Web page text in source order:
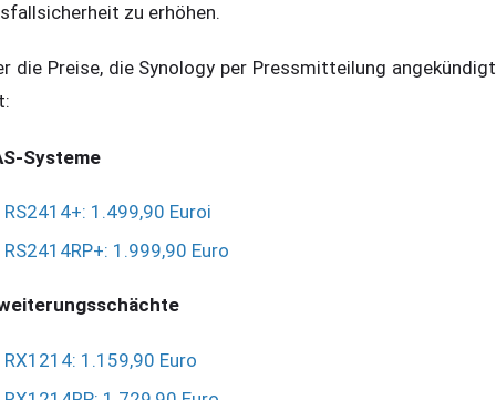
zu erhöhen.
die Preise, die Synology per Pressmitteilung angekündigt
Systeme
RS2414+: 1.499,90 Euroi
RS2414RP+: 1.999,90 Euro
RX1214: 1.159,90 Euro